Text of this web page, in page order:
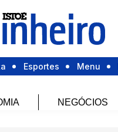
Esportes Menu
NEGÓCIOS